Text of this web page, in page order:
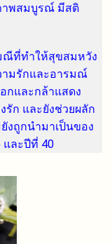
าพสมบูรณ์ มีสติ
ที่ทำให้สุขสมหวัง
ามรักและอารมณ์
กและกล้าแสดง
รัก และยังช่วยผลัก
งถูกนำมาเป็นของ
และปีที่ 40